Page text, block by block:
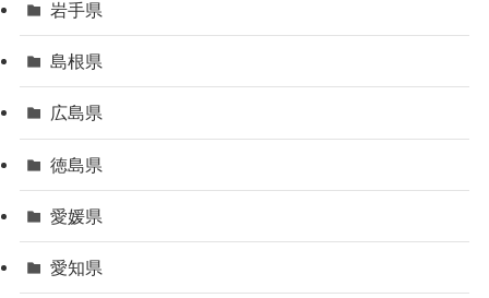
岩手県
島根県
広島県
徳島県
愛媛県
愛知県